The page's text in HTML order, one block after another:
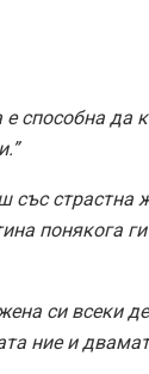
способна да
със страстна
понякога
си всеки
ние и